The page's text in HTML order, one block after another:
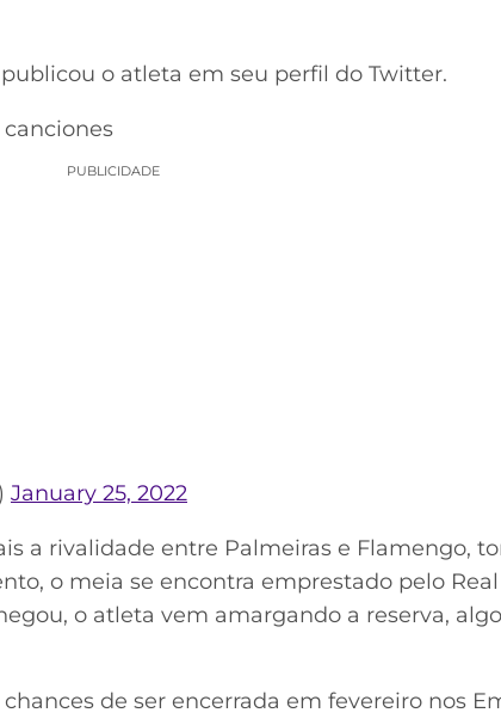
o atleta em seu perfil do Twitter.
PUBLICIDADE
January 25, 2022
a rivalidade entre Palmeiras e Flamengo,
o meia se encontra emprestado pelo
o atleta vem amargando a reserva,
de ser encerrada em fevereiro nos